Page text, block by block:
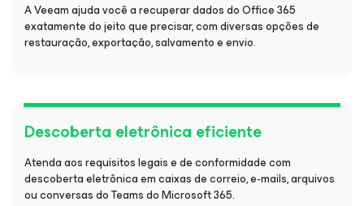
A Veeam ajuda você a recuperar dados do Office 365
exatamente do jeito que precisar, com diversas opções de
restauração, exportação, salvamento e envio.
Descoberta eletrônica eficiente
Atenda aos requisitos legais e de conformidade com
descoberta eletrônica em caixas de correio, e-mails, arquivos
ou conversas do Teams do Microsoft 365.